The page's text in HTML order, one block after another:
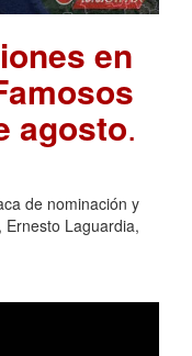
en
agosto.
de nominación y
Laguardia,